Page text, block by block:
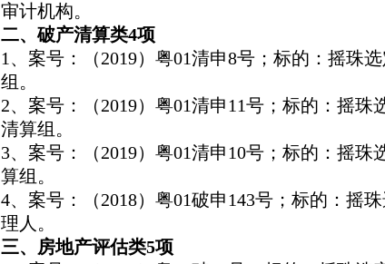
审计机构。
二、破产清算类4项
1、案号：（2019）粤01清申8号；标的：摇珠
组。
2、案号：（2019）粤01清申11号；标的：摇
清算组。
3、案号：（2019）粤01清申10号；标的：摇
算组。
4、案号：（2018）粤01破申143号；标的：摇
理人。
三、房地产评估类5项